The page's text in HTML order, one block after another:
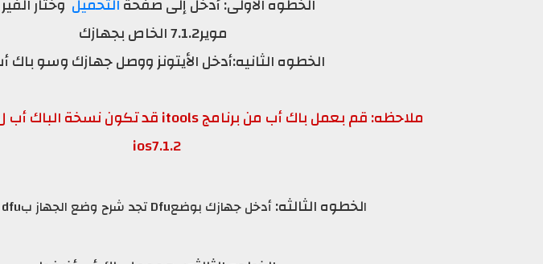
موير7.1.2 الخاص بجهازك
الخطوه الثانيه:أدخل الأيتونز ووصل جهازك وسو باك
ملاحظه: قم بعمل باك أب من برنامج itools
ios7.1.2
الخطوه الثالثه:أدخل جهازك بوضعDfu تجد شرح وضع الجهاز بdfu باليوتيوب